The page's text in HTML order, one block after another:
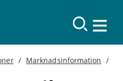
Marknadsinformation